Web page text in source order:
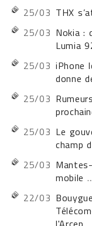
25/03 THX
25/03 Nokia :
Lumia
25/03 iPhone
donne
25/03
25/03 Le
champ
25/03
mobile ...
22/03